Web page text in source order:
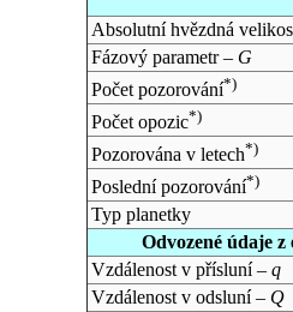
Absolutní hvězdná
Fázový parametr – G
Počet pozorování*)
Počet opozic*)
Pozorována v letech*)
Poslední pozorování*)
Typ planetky
Odvozené údaje
Vzdálenost v přísluní – q
Vzdálenost v odsluní – Q